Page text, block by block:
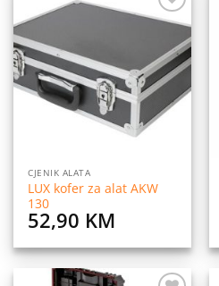
Dodaj
listu
želja
CJENIK ALATA
LUX kofer za alat AKW
130
52,90 KM